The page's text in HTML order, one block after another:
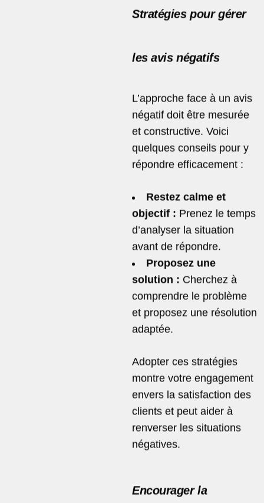
Stratégies pour gérer
les avis négatifs
L’approche face à un avis
négatif doit être mesurée
et constructive. Voici
quelques conseils pour y
répondre efficacement :
Restez calme et
objectif : Prenez le temps
d’analyser la situation
avant de répondre.
Proposez une
solution : Cherchez à
comprendre le problème
et proposez une résolution
adaptée.
Adopter ces stratégies
montre votre engagement
envers la satisfaction des
clients et peut aider à
renverser les situations
négatives.
Encourager la